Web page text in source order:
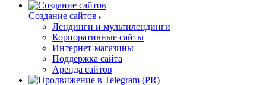
Создание сайтов
Лендинги и мультилендинги
Корпоративные сайты
Интернет-магазины
Поддержка сайта
Аренда сайтов